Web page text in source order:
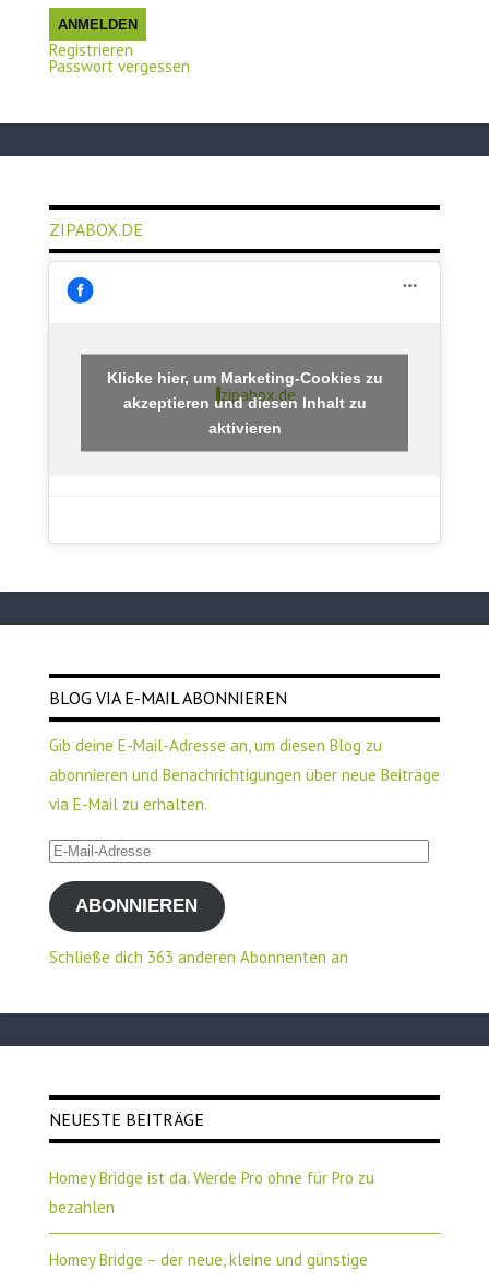
ANMELDEN
Registrieren
Passwort vergessen
ZIPABOX.DE
zipabox.de
Klicke hier, um Marketing-Cookies zu
akzeptieren und diesen Inhalt zu
aktivieren
BLOG VIA E-MAIL ABONNIEREN
Gib deine E-Mail-Adresse an, um diesen Blog zu
abonnieren und Benachrichtigungen über neue Beiträge
via E-Mail zu erhalten.
E-
Mail-
AdresseABONNIEREN
Schließe dich 363 anderen Abonnenten an
NEUESTE BEITRÄGE
Homey Bridge ist da. Werde Pro ohne für Pro zu
bezahlen
Homey Bridge – der neue, kleine und günstige